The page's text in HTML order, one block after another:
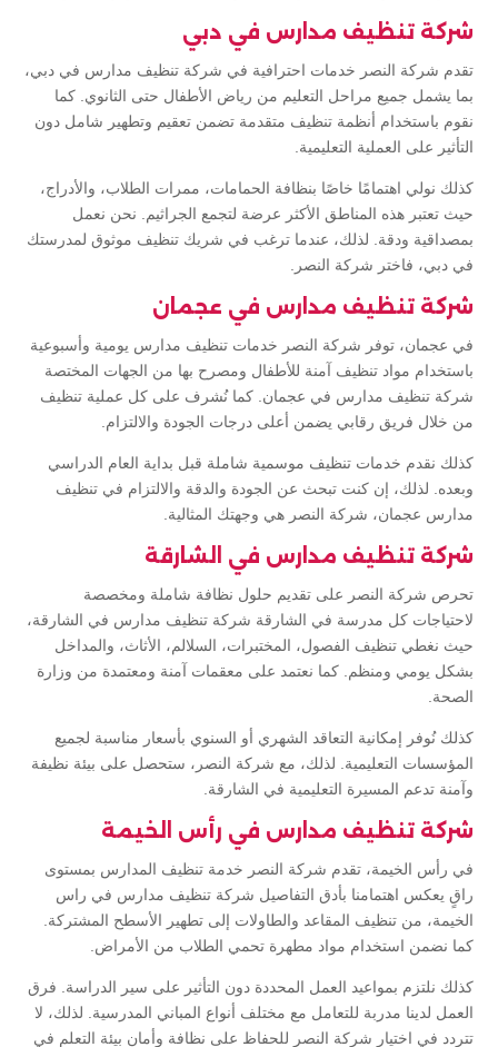
شركة تنظيف مدارس في دبي
تقدم شركة النصر خدمات احترافية في شركة تنظيف مدارس في دبي،
بما يشمل جميع مراحل التعليم من رياض الأطفال حتى الثانوي. كما
نقوم باستخدام أنظمة تنظيف متقدمة تضمن تعقيم وتطهير شامل دون
التأثير على العملية التعليمية.
كذلك نولي اهتمامًا خاصًا بنظافة الحمامات، ممرات الطلاب، والأدراج،
حيث تعتبر هذه المناطق الأكثر عرضة لتجمع الجراثيم. نحن نعمل
بمصداقية ودقة. لذلك، عندما ترغب في شريك تنظيف موثوق لمدرستك
في دبي، فاختر شركة النصر.
شركة تنظيف مدارس في عجمان
في عجمان، توفر شركة النصر خدمات تنظيف مدارس يومية وأسبوعية
باستخدام مواد تنظيف آمنة للأطفال ومصرح بها من الجهات المختصة
شركة تنظيف مدارس في عجمان. كما نُشرف على كل عملية تنظيف
من خلال فريق رقابي يضمن أعلى درجات الجودة والالتزام.
كذلك نقدم خدمات تنظيف موسمية شاملة قبل بداية العام الدراسي
وبعده. لذلك، إن كنت تبحث عن الجودة والدقة والالتزام في تنظيف
مدارس عجمان، شركة النصر هي وجهتك المثالية.
شركة تنظيف مدارس في الشارقة
تحرص شركة النصر على تقديم حلول نظافة شاملة ومخصصة
لاحتياجات كل مدرسة في الشارقة شركة تنظيف مدارس في الشارقة،
حيث نغطي تنظيف الفصول، المختبرات، السلالم، الأثاث، والمداخل
بشكل يومي ومنظم. كما نعتمد على معقمات آمنة ومعتمدة من وزارة
الصحة.
كذلك نُوفر إمكانية التعاقد الشهري أو السنوي بأسعار مناسبة لجميع
المؤسسات التعليمية. لذلك، مع شركة النصر، ستحصل على بيئة نظيفة
وآمنة تدعم المسيرة التعليمية في الشارقة.
شركة تنظيف مدارس في رأس الخيمة
في رأس الخيمة، تقدم شركة النصر خدمة تنظيف المدارس بمستوى
راقٍ يعكس اهتمامنا بأدق التفاصيل شركة تنظيف مدارس في راس
الخيمة، من تنظيف المقاعد والطاولات إلى تطهير الأسطح المشتركة.
كما نضمن استخدام مواد مطهرة تحمي الطلاب من الأمراض.
كذلك نلتزم بمواعيد العمل المحددة دون التأثير على سير الدراسة. فرق
العمل لدينا مدربة للتعامل مع مختلف أنواع المباني المدرسية. لذلك، لا
تتردد في اختيار شركة النصر للحفاظ على نظافة وأمان بيئة التعلم في